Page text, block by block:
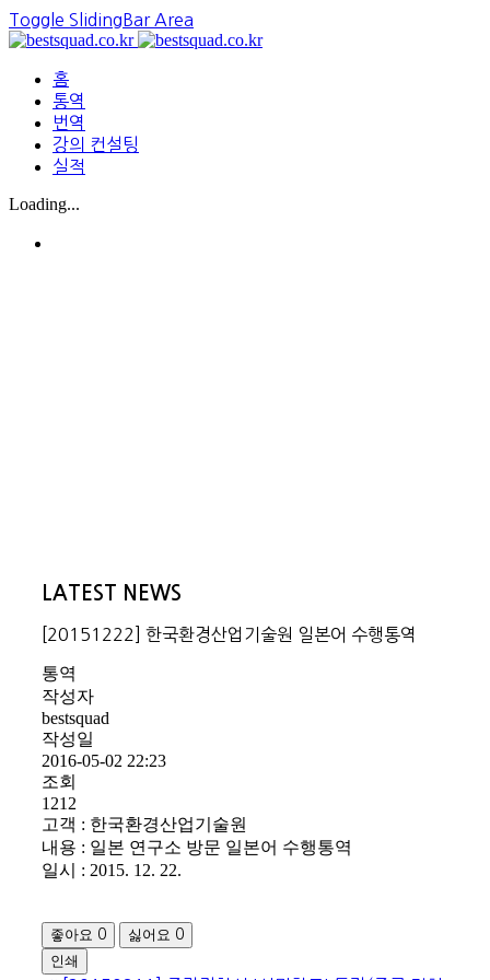
Toggle SlidingBar Area
홈
통역
번역
강의 컨설팅
실적
Loading...
LATEST NEWS
[20151222] 한국환경산업기술원 일본어 수행통역
통역
작성자
bestsquad
작성일
2016-05-02 22:23
조회
1212
고객 : 한국환경산업기술원
내용 : 일본 연구소 방문 일본어 수행통역
일시 : 2015. 12. 22.
좋아요 0 싫어요 0
인쇄